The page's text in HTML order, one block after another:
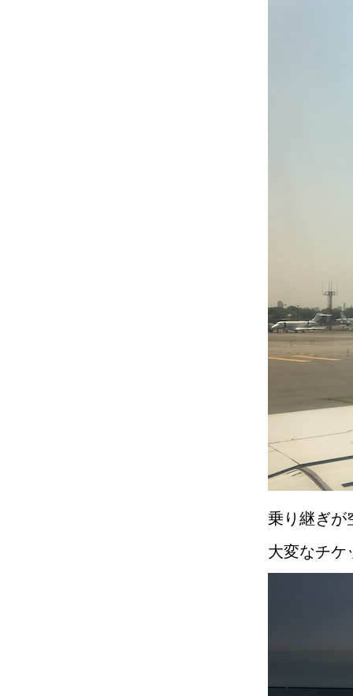
乗り継ぎが
大変なチケ